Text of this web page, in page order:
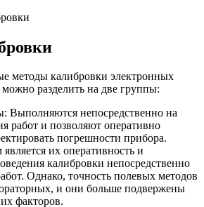
методы калибровки электронных
разделить на две группы:
Выполняются непосредственно на
работ и позволяют оперативно
погрешности прибора.
их оперативность и
калибровки непосредственно
Однако, точность полевых методов
и они больше подвержены
факторов.